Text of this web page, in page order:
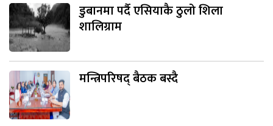
डुबानमा पर्दै एसियाकै ठुलो शिला
शालिग्राम
मन्त्रिपरिषद् बैठक बस्दै